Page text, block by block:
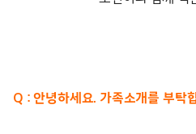
Q : 안녕하세요. 가족소개를 부탁